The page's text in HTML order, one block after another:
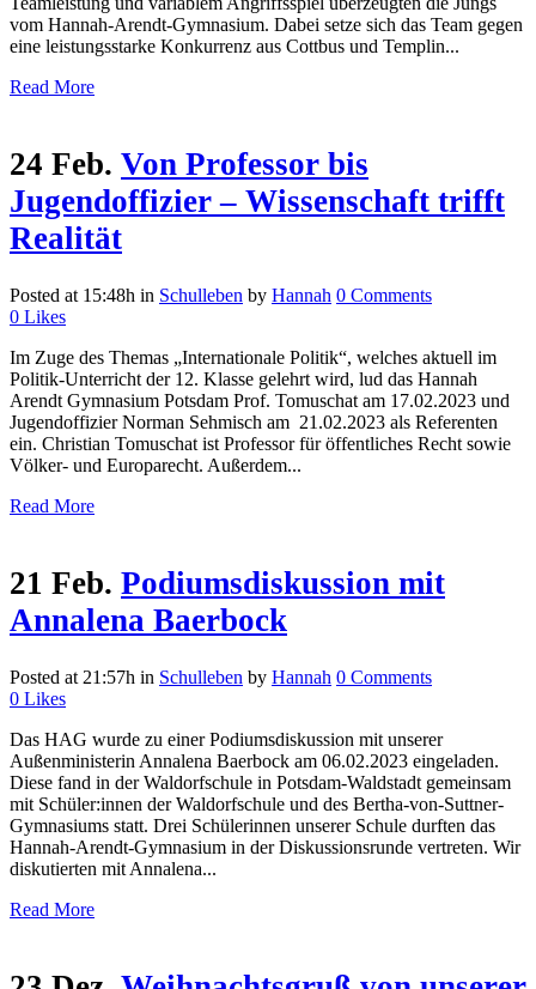
vom Hannah-Arendt-Gymnasium. Dabei setze sich das Team gegen
eine leistungsstarke Konkurrenz aus Cottbus und Templin...
Read More
24 Feb. Von Professor bis
Jugendoffizier – Wissenschaft trifft
Realität
Posted at 15:48h in Schulleben by Hannah 0 Comments
0 Likes
Im Zuge des Themas „Internationale Politik“, welches aktuell im
Politik-Unterricht der 12. Klasse gelehrt wird, lud das Hannah
Arendt Gymnasium Potsdam Prof. Tomuschat am 17.02.2023 und
Jugendoffizier Norman Sehmisch am 21.02.2023 als Referenten
ein. Christian Tomuschat ist Professor für öffentliches Recht sowie
Völker- und Europarecht. Außerdem...
Read More
21 Feb. Podiumsdiskussion mit
Annalena Baerbock
Posted at 21:57h in Schulleben by Hannah 0 Comments
0 Likes
Das HAG wurde zu einer Podiumsdiskussion mit unserer
Außenministerin Annalena Baerbock am 06.02.2023 eingeladen.
Diese fand in der Waldorfschule in Potsdam-Waldstadt gemeinsam
mit Schüler:innen der Waldorfschule und des Bertha-von-Suttner-
Gymnasiums statt. Drei Schülerinnen unserer Schule durften das
Hannah-Arendt-Gymnasium in der Diskussionsrunde vertreten. Wir
diskutierten mit Annalena...
Read More